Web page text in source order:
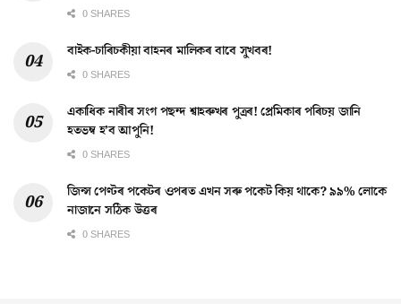
0 SHARES
বাইক-চাৰিচকীয়া বাহনৰ মালিকৰ বাবে সুখবৰ!
0 SHARES
একাধিক নাৰীৰ সংগ পছন্দ শ্বাহৰুখৰ পুত্ৰৰ! প্ৰেমিকাৰ পৰিচয় জানি
হতভম্ব হ’ব আপুনি!
0 SHARES
জিন্স পেণ্টৰ পকেটৰ ওপৰত এখন সৰু পকেট কিয় থাকে? ৯৯% লোকে
নাজানে সঠিক উত্তৰ
0 SHARES